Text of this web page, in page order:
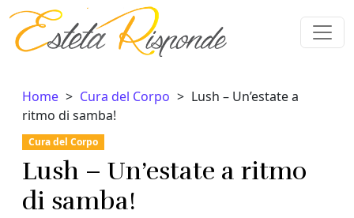
Vai al contenuto
Home Cura del Corpo
Lush – Un’estate a
ritmo di samba!
Cura del Corpo
Lush – Un’estate a ritmo
di samba!